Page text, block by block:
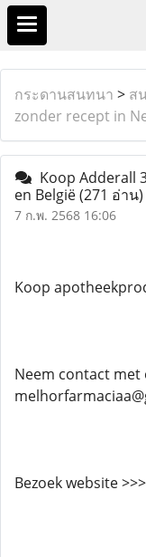
กระดานสนทนา > ส
zonder recept in
Koop Adderall
en België(271 อ่าน)
7 ก.พ. 2568 16:06
Koop
Neem contact met
Bezoek website